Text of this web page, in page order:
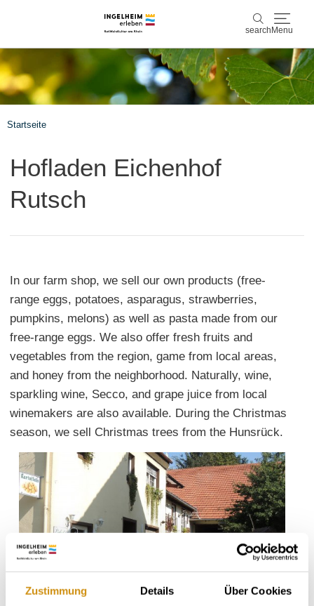
Zustimmung Details Über Cookies
search Menu
search
Discover & experience
Startseite
Hofladen Eichenhof
Rutsch
In our farm shop, we sell our own products (free-
range eggs, potatoes, asparagus, strawberries,
pumpkins, melons) as well as pasta made from our
free-range eggs. We also offer fresh fruits and
vegetables from the region, game from local areas,
and honey from the neighborhood. Naturally, wine,
sparkling wine, Secco, and grape juice from local
winemakers are also available. During the Christmas
season, we sell Christmas trees from the Hunsrück.